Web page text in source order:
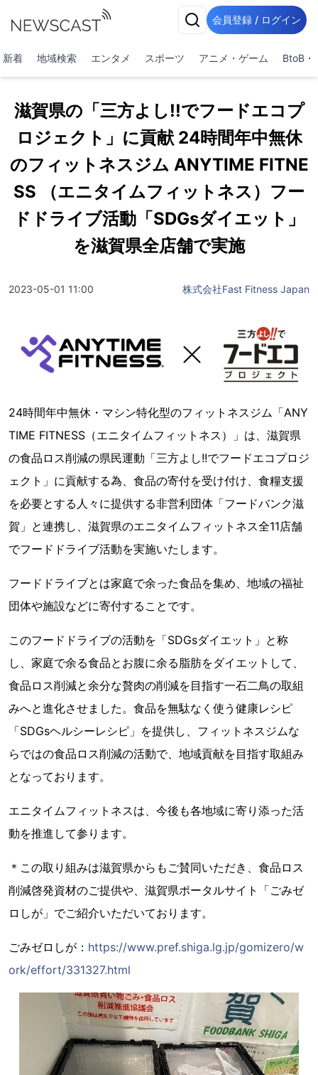
会員登録 / ログイン
新着 地域検索 エンタメ スポーツ アニメ・ゲーム BtoB・
滋賀県の「三方よし!!でフードエコプ
ロジェクト」に貢献 24時間年中無休
のフィットネスジム ANYTIME FITNE
SS （エニタイムフィットネス）フー
ドドライブ活動「SDGsダイエット」
を滋賀県全店舗で実施
2023-05-01 11:00 株式会社Fast Fitness Japan
24時間年中無休・マシン特化型のフィットネスジム「ANY
TIME FITNESS（エニタイムフィットネス）」は、滋賀県
の食品ロス削減の県民運動「三方よし!!でフードエコプロジ
ェクト」に貢献する為、食品の寄付を受け付け、食糧支援
を必要とする人々に提供する非営利団体「フードバンク滋
賀」と連携し、滋賀県のエニタイムフィットネス全11店舗
でフードドライブ活動を実施いたします。
フードドライブとは家庭で余った食品を集め、地域の福祉
団体や施設などに寄付することです。
このフードドライブの活動を「SDGsダイエット」と称
し、家庭で余る食品とお腹に余る脂肪をダイエットして、
食品ロス削減と余分な贅肉の削減を目指す一石二鳥の取組
みへと進化させました。食品を無駄なく使う健康レシピ
「SDGsヘルシーレシピ」を提供し、フィットネスジムな
らではの食品ロス削減の活動で、地域貢献を目指す取組み
となっております。
エニタイムフィットネスは、今後も各地域に寄り添った活
動を推進して参ります。
＊この取り組みは滋賀県からもご賛同いただき、食品ロス
削減啓発資材のご提供や、滋賀県ポータルサイト「ごみゼ
ロしが」でご紹介いただいております。
ごみゼロしが： https://www.pref.shiga.lg.jp/gomizero/w
ork/effort/331327.html